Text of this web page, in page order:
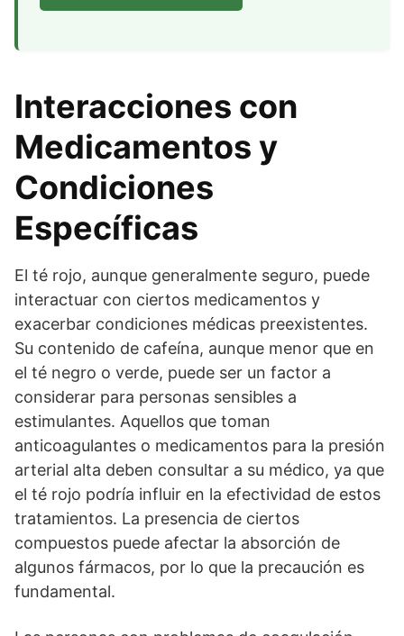
Interacciones con
Medicamentos y
Condiciones
Específicas
El té rojo, aunque generalmente seguro, puede
interactuar con ciertos medicamentos y
exacerbar condiciones médicas preexistentes.
Su contenido de cafeína, aunque menor que en
el té negro o verde, puede ser un factor a
considerar para personas sensibles a
estimulantes. Aquellos que toman
anticoagulantes o medicamentos para la presión
arterial alta deben consultar a su médico, ya que
el té rojo podría influir en la efectividad de estos
tratamientos. La presencia de ciertos
compuestos puede afectar la absorción de
algunos fármacos, por lo que la precaución es
fundamental.